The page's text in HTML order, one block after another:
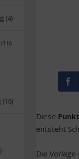
Diese
entsteht
Die
(4)
(10)
(16)